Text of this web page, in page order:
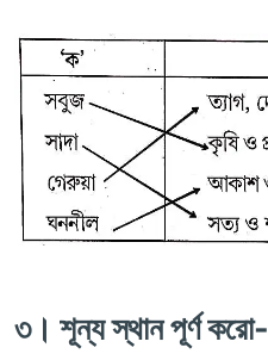
৩। শূন্য স্থান পূর্ণ করো-